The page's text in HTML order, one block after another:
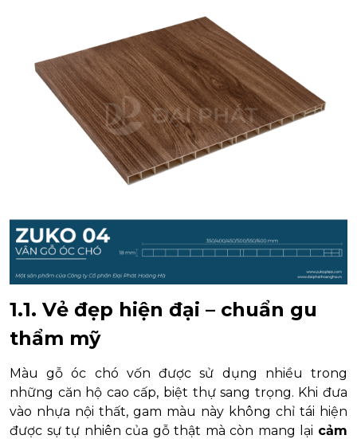
1.1. Vẻ đẹp hiện đại – chuẩn gu
thẩm mỹ
Màu gỗ óc chó vốn được sử dụng nhiều trong
những căn hộ cao cấp, biệt thự sang trọng. Khi đưa
vào nhựa nội thất, gam màu này không chỉ tái hiện
được sự tự nhiên của gỗ thật mà còn mang lại cảm